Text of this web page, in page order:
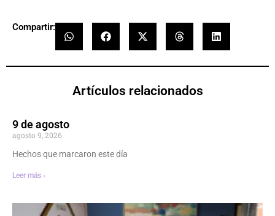
Compartir:
Artículos relacionados
9 de agosto
agosto 9, 2026
Hechos que marcaron este día
Leer más ›